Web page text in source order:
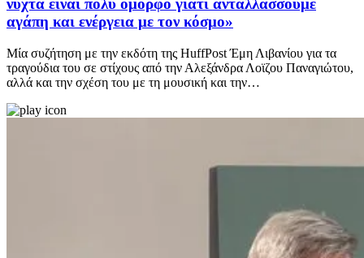
νύχτα είναι πολύ όμορφο γιατί ανταλλάσσουμε
αγάπη και ενέργεια με τον κόσμο»
Μία συζήτηση με την εκδότη της HuffPost Έμη Λιβανίου για τα
τραγούδια του σε στίχους από την Αλεξάνδρα Λοϊζου Παναγιώτου,
αλλά και την σχέση του με τη μουσική και την…